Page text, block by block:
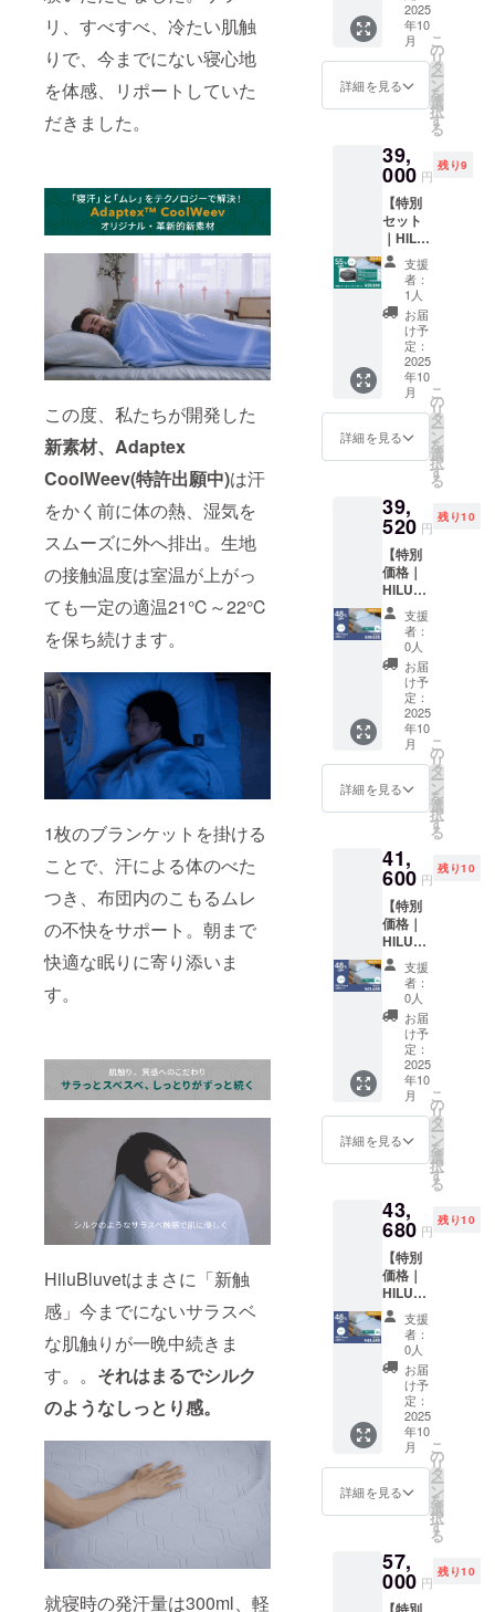
リ、すべすべ、冷たい肌触
りで、今までにない寝心地
を体感、リポートしていた
だきました。
この度、私たちが開発した
新素材、Adaptex
CoolWeev(特許出願中)は汗
をかく前に体の熱、湿気を
スムーズに外へ排出。生地
の接触温度は室温が上がっ
ても一定の適温21℃～22℃
を保ち続けます。
1枚のブランケットを掛ける
ことで、汗による体のべた
つき、布団内のこもるムレ
の不快をサポート。朝まで
快適な眠りに寄り添いま
す。
HiluBluvetはまさに「新触
感」今までにないサラスベ
な肌触りが一晩中続きま
す。。 それはまるでシルク
のようなしっとり感。
就寝時の発汗量は300ml、軽
価格
48,000
円の
48％OF
F ※記載
して
は、税
込・全
国一律
送料込
みの価
格と
なって
おりま
す
ンケッ
トは刺
繍カ
ラーが
グレイ
売予定
価格
82,650
円の
55％OF
F ※記載
の販売
価格に
つきま
して
は、税
込・全
国一律
送料込
みの価
格と
なって
ルベッ
ト 1枚
グラ
フェン
ブラン
ケット/
グレイ
（ジャ
パン
フィッ
トサイ
ズ
177.8×2
28.6cm
） 枕カ
バー２
枚 ※グ
ラフェ
ンブラ
ンケッ
トは刺
繍カ
ラーが
グレイ
売予定
価格
84,650
円の
55％OF
F ※記載
の販売
価格に
つきま
して
は、税
込・全
国一律
送料込
みの価
格と
なって
2025
年10
月
詳細を見る
こ
の
リ
タ
ー
ン
を
選
択
す
る
39,
000 円
残り9
【特別
セット
｜HILU
オール
シーズ
ンセッ
ト ダ
ブル】
ブル
ベッ
ト 1枚
グラ
フェン
ブラン
ケット/
グレイ
（ジャ
パン
フィッ
トサイ
ズ
177.8×2
28.6cm
） 枕カ
バー２
枚 ※グ
ラフェ
ンブラ
ンケッ
トは刺
繍カ
ラーが
グレイ
売予定
価格
86,650
円の
55％OF
F ※記載
の販売
価格に
つきま
して
は、税
込・全
国一律
送料込
みの価
格と
なって
支援
者：
1人
お届
け予
定：
2025
年10
月
詳細を見る
こ
の
リ
タ
ー
ン
を
選
択
す
る
39,
520 円
残り10
【特別
価格｜
HILU
Bluvet
2枚セッ
ト シン
グル】
・HILU
Bluvet
：2枚
色をお
選びく
ださ
い。
色：ヘ
イズブ
アッ
シュグ
レー、
アイボ
リー ※
本リ
ターン
の購入
は過去
ご支援
いただ
いた方
を対象
として
おりま
す。購
入の
ワード
を記入
してく
ださ
い。 ※
一般販
売予定
価格
76,000
円の
48％OF
F ※記載
の販売
価格に
つきま
して
は、税
みの価
格と
なって
支援
者：
0人
お届
け予
定：
2025
年10
月
詳細を見る
こ
の
リ
タ
ー
ン
を
選
択
す
る
41,
600 円
残り10
【特別
価格｜
HILU
Bluvet
2枚セッ
ト セミ
ダブ
ル】 ・
HILU
Bluvet
：2枚
色をお
選びく
ださ
い。
色：ヘ
ルー、
アッ
シュグ
レー、
アイボ
リー ※
本リ
ターン
の購入
は過去
ご支援
いただ
いた方
を対象
として
おりま
す。購
パス
ワード
を記入
支援
者：
0人
お届
け予
定：
2025
年10
月
詳細を見る
こ
の
リ
タ
ー
ン
を
選
択
す
る
43,
680 円
残り10
【特別
価格｜
HILU
Bluvet
2枚セッ
ト ダブ
ル】 ・
HILU
Bluvet
：2枚
色をお
選びく
ださ
い。
色：ヘ
イズブ
アッ
シュグ
レー、
支援
者：
0人
お届
け予
定：
2025
年10
月
詳細を見る
こ
の
リ
タ
ー
ン
を
選
択
す
る
57,
000 円
残り10